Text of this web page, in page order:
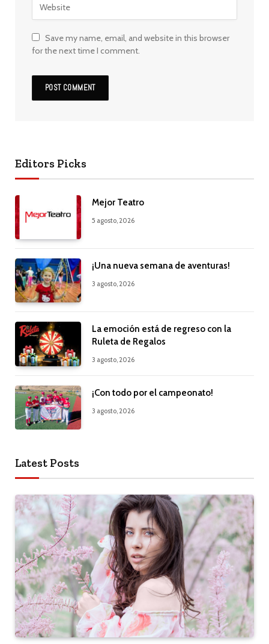
Save my name, email, and website in this browser
for the next time I comment.
Editors Picks
Mejor Teatro
5 agosto, 2026
¡Una nueva semana de aventuras!
3 agosto, 2026
La emoción está de regreso con la
Ruleta de Regalos
3 agosto, 2026
¡Con todo por el campeonato!
3 agosto, 2026
Latest Posts